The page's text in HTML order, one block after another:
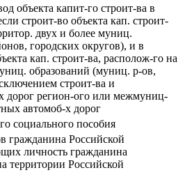
объекта капит-го строит-ва в
строит-во объекта кап. строит-
двух и более муниц.
городских округов), и в
кап. строит-ва, располож-го на
образований (муниц. р-ов,
строит-ва и
дорог регион-ого или межмуниц-
автомоб-х дорог
социального пособия
гражданина Российской
личность гражданина
территории Российской